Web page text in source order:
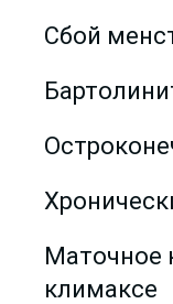
Сбой
Маточное
климаксе